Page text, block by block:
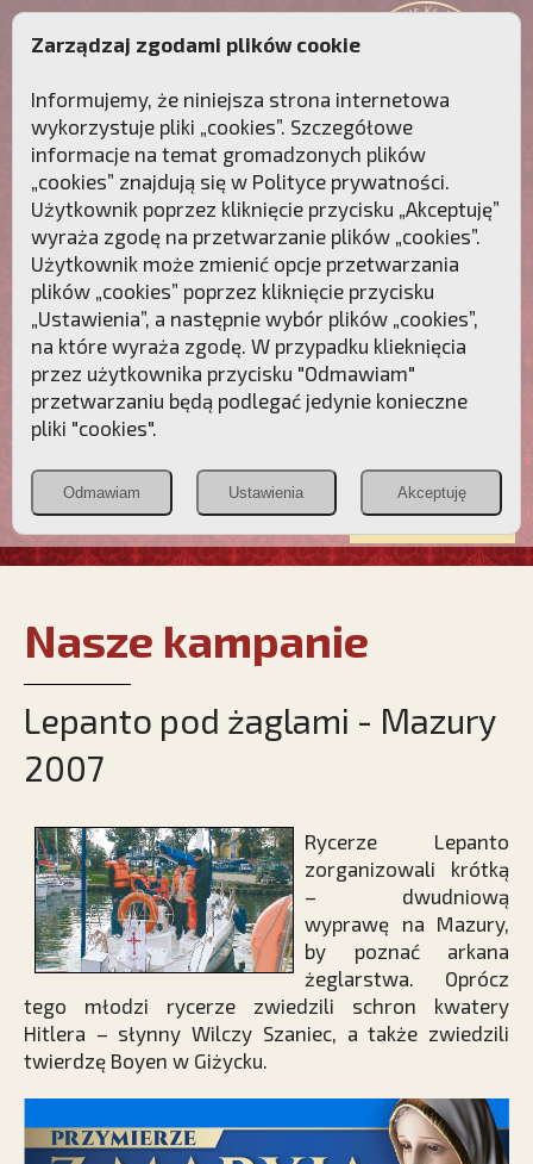
Przebudźmy sumienia Polaków!
Polonia
Christiana
PCh24.pl
Przymierze
POZNAJ APOSTOLAT FATIMY WESPRZYJ
NAS
Nasze kampanie
Lepanto pod żaglami - Mazury
2007
Rycerze Lepanto
zorganizowali krótką
– dwudniową
wyprawę na Mazury,
by poznać arkana
żeglarstwa. Oprócz
tego młodzi rycerze zwiedzili schron kwatery
Hitlera – słynny Wilczy Szaniec, a także zwiedzili
twierdzę Boyen w Giżycku.
Zarządzaj zgodami plików cookie
Informujemy, że niniejsza strona internetowa
wykorzystuje pliki „cookies”. Szczegółowe
informacje na temat gromadzonych plików
„cookies” znajdują się w Polityce prywatności.
Użytkownik poprzez kliknięcie przycisku „Akceptuję”
wyraża zgodę na przetwarzanie plików „cookies”.
Użytkownik może zmienić opcje przetwarzania
plików „cookies” poprzez kliknięcie przycisku
„Ustawienia”, a następnie wybór plików „cookies”,
na które wyraża zgodę. W przypadku klieknięcia
przez użytkownika przycisku "Odmawiam"
przetwarzaniu będą podlegać jedynie konieczne
pliki "cookies".
Odmawiam Ustawienia Akceptuję